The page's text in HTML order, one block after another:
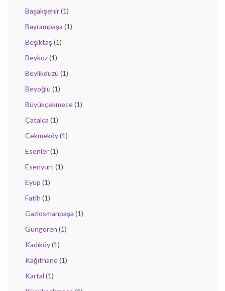
Başakşehir(1)
Bayrampaşa (1)
Beşiktaş(1)
Beykoz(1)
Beylikdüzü (1)
Beyoğlu (1)
Büyükçekmece(1)
Çatalca (1)
Çekmeköy(1)
Esenler(1)
Esenyurt (1)
Eyüp (1)
Fatih (1)
Gaziosmanpaşa (1)
Güngören (1)
Kadıköy(1)
Kağıthane(1)
Kartal (1)